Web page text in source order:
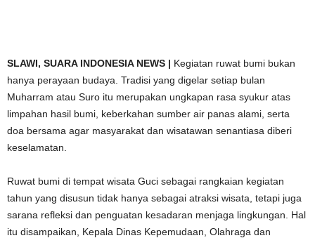
SLAWI, SUARA INDONESIA NEWS | Kegiatan ruwat bumi bukan
hanya perayaan budaya. Tradisi yang digelar setiap bulan
Muharram atau Suro itu merupakan ungkapan rasa syukur atas
limpahan hasil bumi, keberkahan sumber air panas alami, serta
doa bersama agar masyarakat dan wisatawan senantiasa diberi
keselamatan.
Ruwat bumi di tempat wisata Guci sebagai rangkaian kegiatan
tahun yang disusun tidak hanya sebagai atraksi wisata, tetapi juga
sarana refleksi dan penguatan kesadaran menjaga lingkungan. Hal
itu disampaikan, Kepala Dinas Kepemudaan, Olahraga dan